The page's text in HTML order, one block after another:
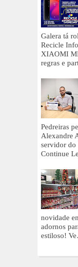
Galera tá
Recicle
XIAOMI
regras e
Pedreiras
Alexandre
servidor
Continue
novidade
adornos
estiloso!